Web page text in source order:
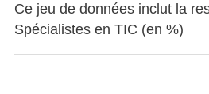
Ce jeu de données inclut la
Spécialistes en TIC (en %)